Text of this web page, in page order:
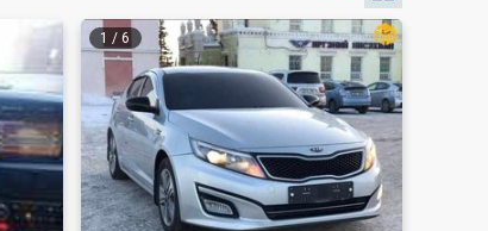
1 /6